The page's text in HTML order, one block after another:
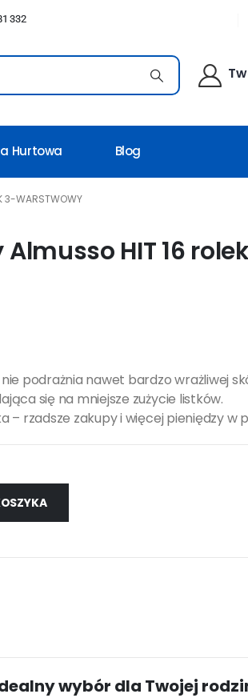
332
Hurtowa Blog
3-WARSTWOWY
HIT 16
podrażnia nawet bardzo wrażliwej
się na mniejsze zużycie listków.
– rzadsze zakupy i więcej pieniędzy w
wybór dla Twojej